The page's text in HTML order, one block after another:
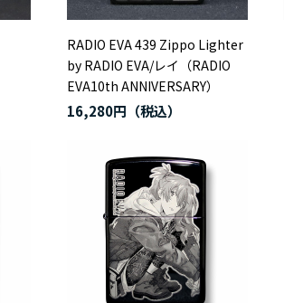
RADIO EVA 439 Zippo Lighter
by RADIO EVA/レイ（RADIO
EVA10th ANNIVERSARY）
16,280円